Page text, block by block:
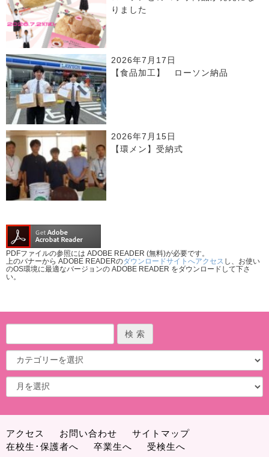
りました
2026年7月17日
【食品加工】 ローソン納品
2026年7月15日
【環メン】受納式
PDFファイルの参照には ADOBE READER (無料)が必要です。
上のバナーから ADOBE READERのダウンロードサイトへアクセス し、お使い
のOS環境に最適なバージョンの ADOBE READER をダウンロードして下さ
い。
アクセス お問い合わせ
サイトマップ
在校生･保護者へ
卒業生へ 受検生へ